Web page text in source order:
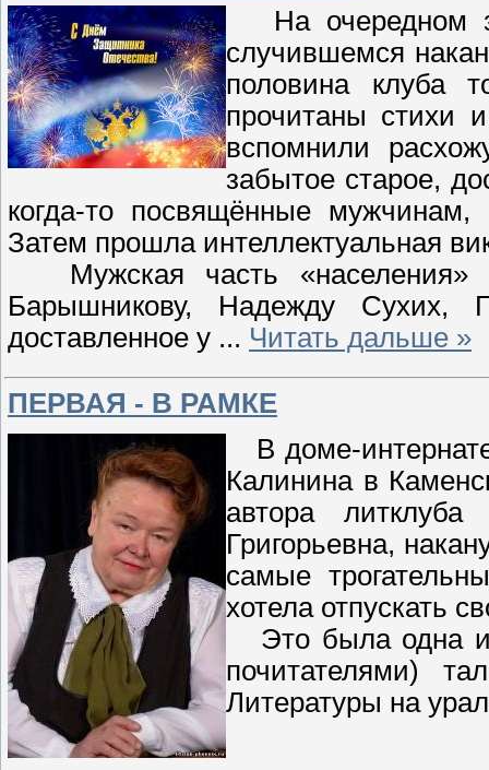
На очередном
случившемся
половина клуба
прочитаны стихи
вспомнили
забытое старое,
когда-то посвящённые
Затем прошла интеллектуальная
Мужская часть «населения»
Барышникову, Надежду Сухих,
доставленное у ... Читать дальше »
ПЕРВАЯ - В РАМКЕ
В доме-
Калинина в
автора
Григорьевна,
самые
хотела отпускать
Это была одна
почитателями)
Литературы на